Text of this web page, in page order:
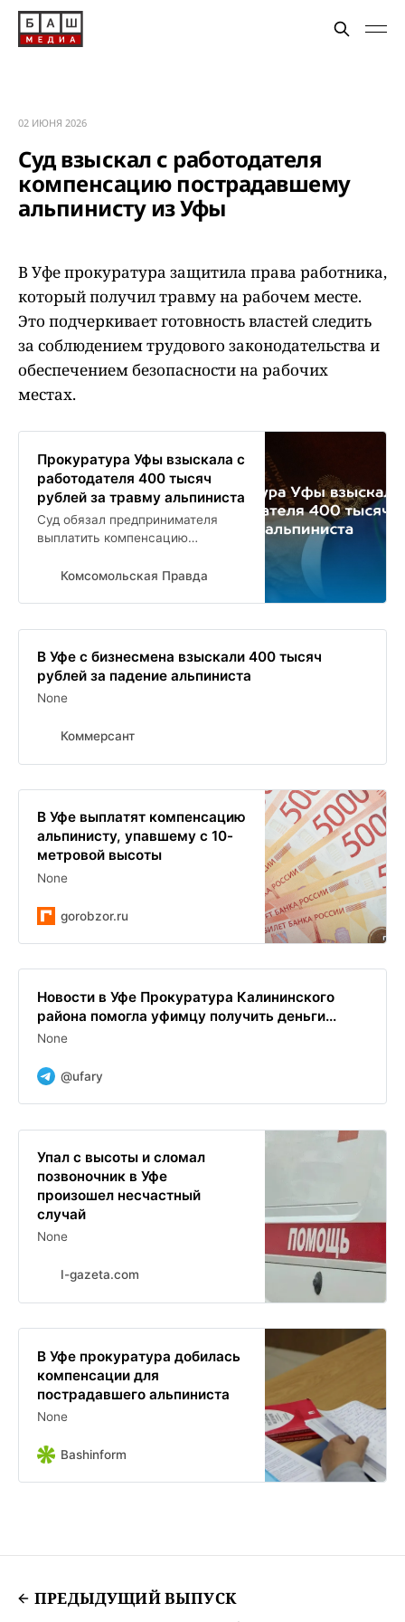
02 ИЮНЯ 2026
Суд взыскал с работодателя
компенсацию пострадавшему
альпинисту из Уфы
В Уфе прокуратура защитила права работника,
который получил травму на рабочем месте.
Это подчеркивает готовность властей следить
за соблюдением трудового законодательства и
обеспечением безопасности на рабочих
местах.
Прокуратура Уфы взыскала с
работодателя 400 тысяч
рублей за травму альпиниста
Суд обязал предпринимателя
выплатить компенсацию
пострадавшему сотруднику
Комсомольская Правда
В Уфе с бизнесмена взыскали 400 тысяч
рублей за падение альпиниста
None
Коммерсант
В Уфе выплатят компенсацию
альпинисту, упавшему с 10-
метровой высоты
None
gorobzor.ru
Новости в Уфе Прокуратура Калининского
района помогла уфимцу получить деньги...
None
@ufary
Упал с высоты и сломал
позвоночник в Уфе
произошел несчастный
случай
None
I-gazeta.com
В Уфе прокуратура добилась
компенсации для
пострадавшего альпиниста
None
Bashinform
ПРЕДЫДУЩИЙ ВЫПУСК